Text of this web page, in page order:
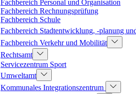
Fachbereich Personal und Organisation
Fachbereich Rechnungsprüfung
Fachbereich Schule
Fachbereich Stadtentwicklung, -planung
Fachbereich Verkehr und Mobilität
Rechtsamt
Servicezentrum Sport
Umweltamt
Kommunales Integrationszentrum